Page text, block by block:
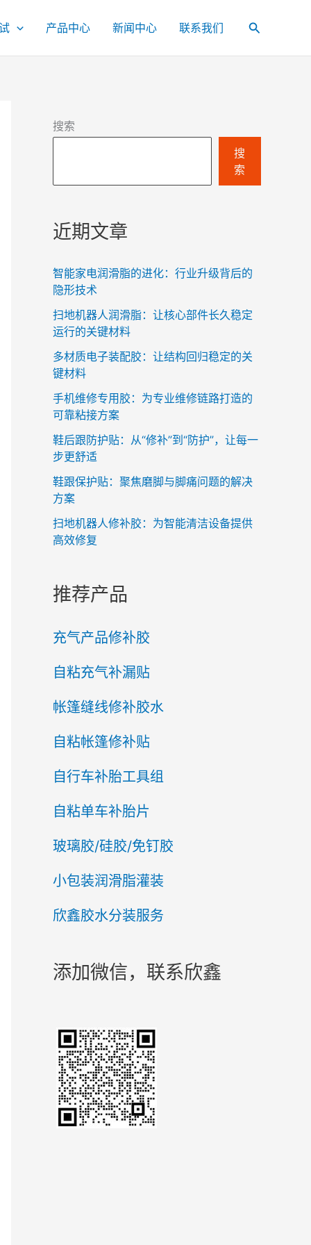
产品中心 新闻中心 联系我们
搜
搜索
搜
索
近期文章
智能家电润滑脂的进化：行业升级背后的
隐形技术
扫地机器人润滑脂：让核心部件长久稳定
运行的关键材料
多材质电子装配胶：让结构回归稳定的关
键材料
手机维修专用胶：为专业维修链路打造的
可靠粘接方案
鞋后跟防护贴：从“修补”到“防护”，让每一
步更舒适
鞋跟保护贴：聚焦磨脚与脚痛问题的解决
方案
扫地机器人修补胶：为智能清洁设备提供
高效修复
推荐产品
充气产品修补胶
自粘充气补漏贴
帐篷缝线修补胶水
自粘帐篷修补贴
自行车补胎工具组
自粘单车补胎片
玻璃胶/硅胶/免钉胶
小包装润滑脂灌装
欣鑫胶水分装服务
添加微信，联系欣鑫